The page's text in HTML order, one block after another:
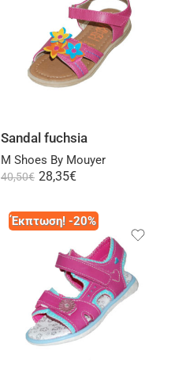
Sandal fuchsia
M Shoes By Mouyer
40,50€ 28,35€
Έκπτωση! -20%